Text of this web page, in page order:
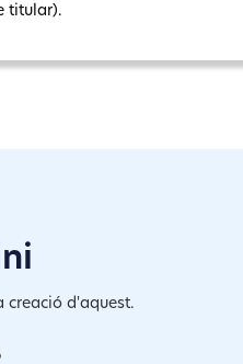
titular).
creació d'aquest.